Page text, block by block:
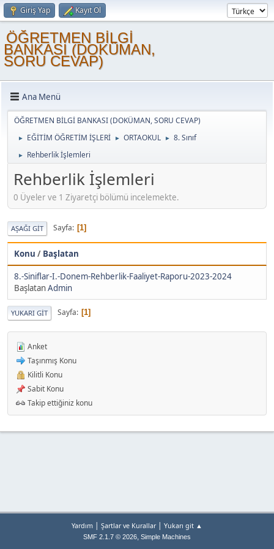
Giriş Yap Kayıt Ol
ÖĞRETMEN BİLGİ
BANKASI (DOKÜMAN,
SORU CEVAP)
Ana Menü
ÖĞRETMEN BİLGİ BANKASI (DOKÜMAN, SORU CEVAP)
► EĞİTİM ÖĞRETİM İŞLERİ ► ORTAOKUL ► 8. Sınıf
► Rehberlik İşlemleri
Rehberlik İşlemleri
0 Üyeler ve 1 Ziyaretçi bölümü incelemekte.
AŞAĞI GIT Sayfa 1
Konu / Başlatan
8.-Siniflar-I.-Donem-Rehberlik-Faaliyet-Raporu-2023-2024
BaşlatanAdmin
YUKARI GIT Sayfa 1
Anket
Taşınmış Konu
Kilitli Konu
Sabit Konu
Takip ettiğiniz konu
Yardım | Şartlar ve Kurallar| Yukarı git ▲
SMF 2.1.7 © 2026, Simple Machines